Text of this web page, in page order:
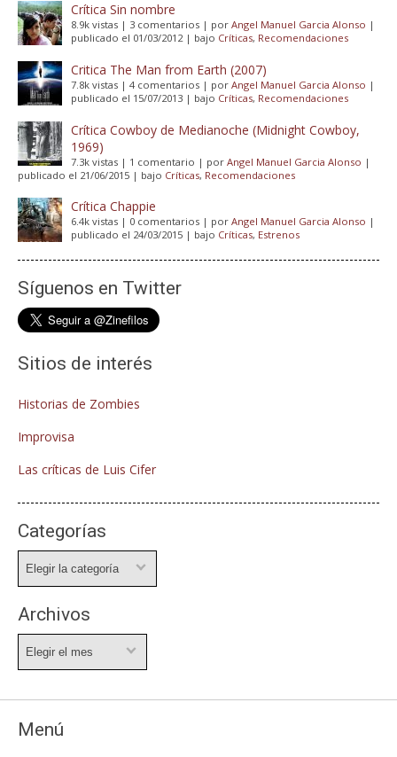
Crítica Sin nombre
8.9k vistas | 3 comentarios | por Angel Manuel Garcia Alonso |
publicado el 01/03/2012| bajo Críticas, Recomendaciones
Critica The Man from Earth (2007)
7.8k vistas | 4 comentarios | por Angel Manuel Garcia Alonso |
publicado el 15/07/2013 | bajo Críticas, Recomendaciones
Crítica Cowboy de Medianoche (Midnight Cowboy,
1969)
7.3k vistas | 1 comentario | por Angel Manuel Garcia Alonso |
publicado el 21/06/2015 | bajo Críticas, Recomendaciones
Crítica Chappie
6.4k vistas | 0 comentarios | por Angel Manuel Garcia Alonso |
publicado el 24/03/2015 | bajo Críticas, Estrenos
Síguenos en Twitter
Sitios de interés
Historias de Zombies
Improvisa
Las críticas de Luis Cifer
Categorías
Archivos
Menú